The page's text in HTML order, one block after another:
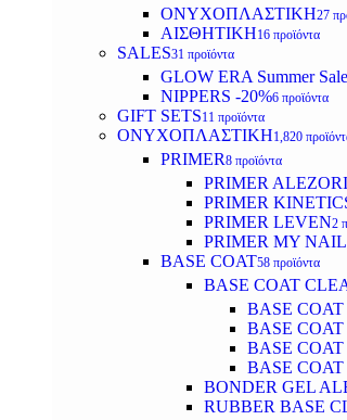
ΟΝΥΧΟΠΛΑΣΤΙΚΗ27
ΑΙΣΘΗΤΙΚΗ16 προϊόντα
SALES31 προϊόντα
GLOW ERA Summer
NIPPERS -20%6 προϊόντα
GIFT SETS11 προϊόντα
ΟΝΥΧΟΠΛΑΣΤΙΚΗ1,820
PRIMER8 προϊόντα
PRIMER ALEZORI
PRIMER
PRIMER LEVEN2
PRIMER MY
BASE COAT58 προϊόντα
BASE COAT
BASE
BASE
BASE
BASE
BONDER GEL
RUBBER BASE